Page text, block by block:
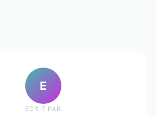
E
ECRIT PAR